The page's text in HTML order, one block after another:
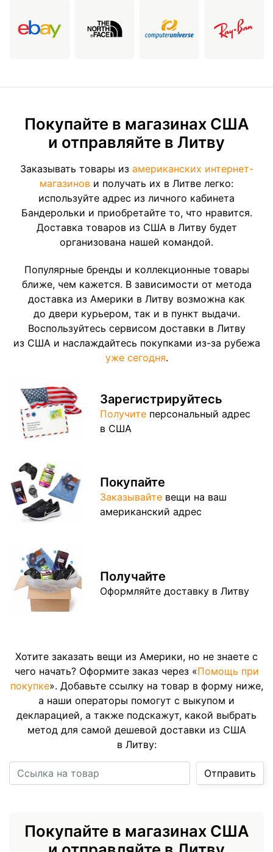
Покупайте в магазинах США
и отправляйте в Литву
Заказывать товары из американских интернет-
магазинов и получать их в Литве легко:
используйте адрес из личного кабинета
Бандерольки и приобретайте то, что нравится.
Доставка товаров из США в Литву будет
организована нашей командой.
Популярные бренды и коллекционные товары
ближе, чем кажется. В зависимости от метода
доставка из Америки в Литву возможна как
до двери курьером, так и в пункт выдачи.
Воспользуйтесь сервисом доставки в Литву
из США и наслаждайтесь покупками из-за рубежа
уже сегодня.
Зарегистрируйтесь
Получите персональный адрес
в США
Покупайте
Заказывайте вещи на ваш
американский адрес
Получайте
Оформляйте доставку в Литву
Хотите заказать вещи из Америки, но не знаете с
чего начать? Оформите заказ через «Помощь при
покупке». Добавьте ссылку на товар в форму ниже,
а наши операторы помогут с выкупом и
декларацией, а также подскажут, какой выбрать
метод для самой дешевой доставки из США
в Литву:
Отправить
Покупайте в магазинах США